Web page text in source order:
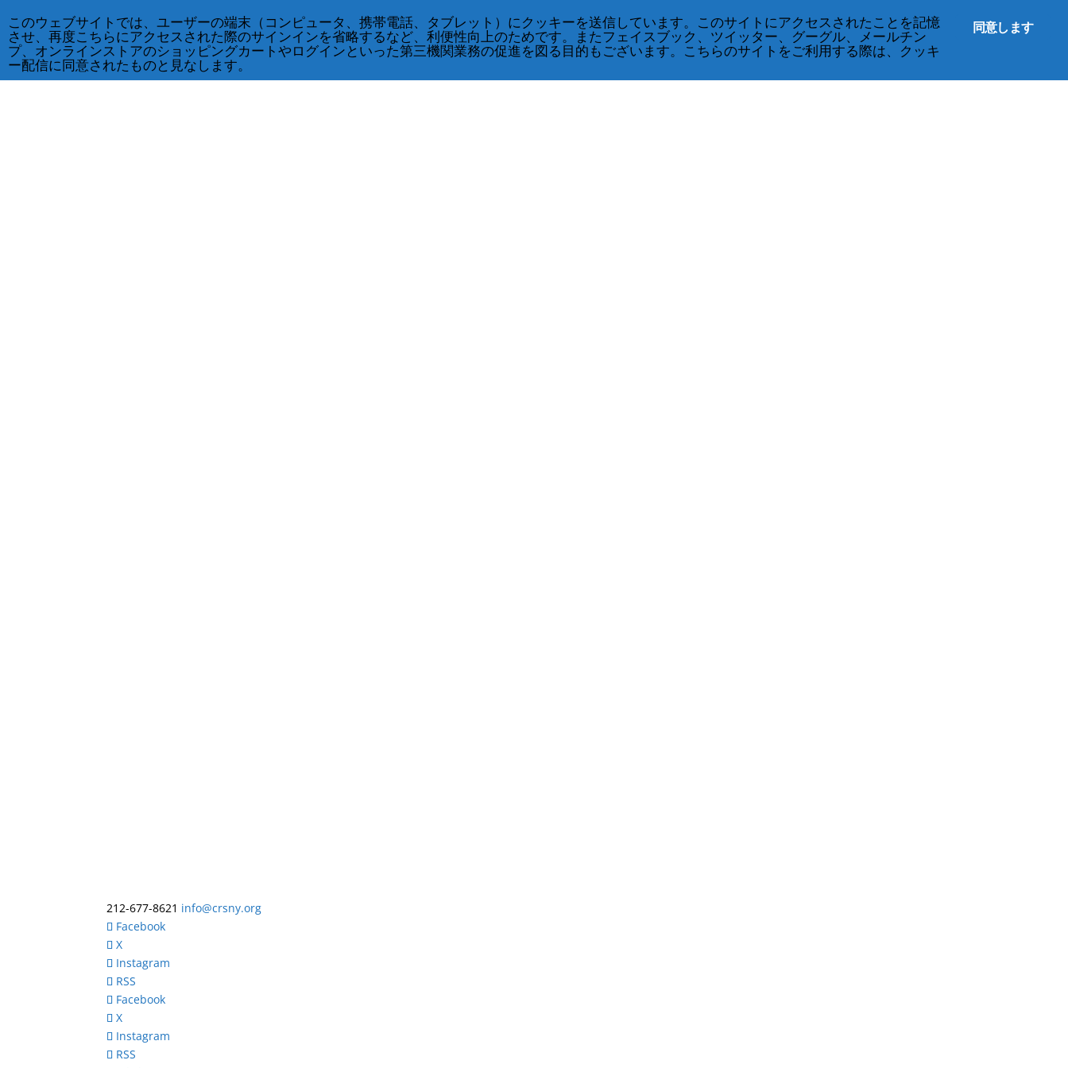
212-677-8621 info@crsny.org
Facebook
X
Instagram
RSS
Facebook
X
Instagram
RSS
同意します
このウェブサイトでは、ユーザーの端末（コンピュータ、携帯電話、タブレット）にクッキーを送信しています。このサイトにアクセスされたことを記憶
させ、再度こちらにアクセスされた際のサインインを省略するなど、利便性向上のためです。またフェイスブック、ツイッター、グーグル、メールチン
プ、オンラインストアのショッピングカートやログインといった第三機関業務の促進を図る目的もございます。こちらのサイトをご利用する際は、クッキ
ー配信に同意されたものと見なします。